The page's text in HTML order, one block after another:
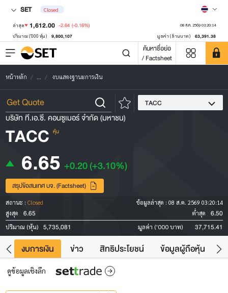
SET Closed
ล่าสุด 1,612.00 -2.64 (-0.16%) 08 ส.ค. 2569 03:20:14
ปริมาณ ('000 หุ้น) 9,800,107 มูลค่า (ล้านบาท) 63,391.38
ค้นหาชื่อย่อ
/ Factsheet
หน้าหลัก ... งบแสดงฐานะการเงิน
TACC
บริษัท ที.เอ.ซี. คอนซูเมอร์ จำกัด (มหาชน)
TACC หุ้น
6.65 +0.20(+3.10%)
สรุปข้อสนเทศ บจ. (Factsheet)
สถานะ : Closed ข้อมูลล่าสุด : 08 ส.ค. 2569 03:20:14
สูงสุด
6.65 ต่ำสุด 6.50
ปริมาณ (หุ้น) 5,735,081 มูลค่า ('000 บาท) 37,715.41
งบการเงิน ข่าว สิทธิประโยชน์ ข้อมูลผู้ถือหุ้น
ดูข้อมูลเชิงลึก